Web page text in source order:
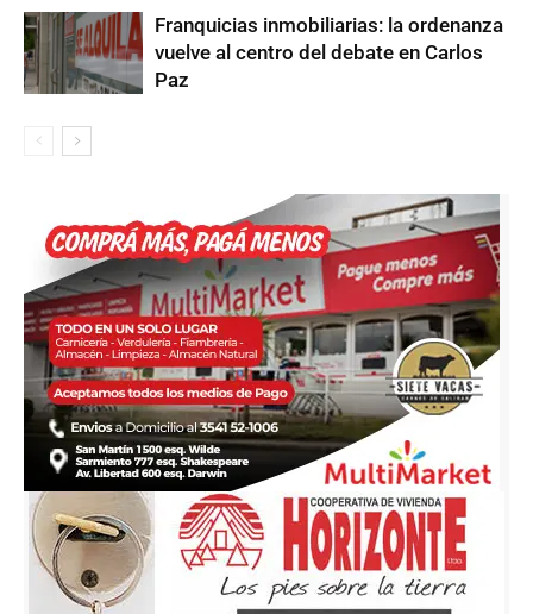
Franquicias inmobiliarias: la ordenanza
vuelve al centro del debate en Carlos
Paz